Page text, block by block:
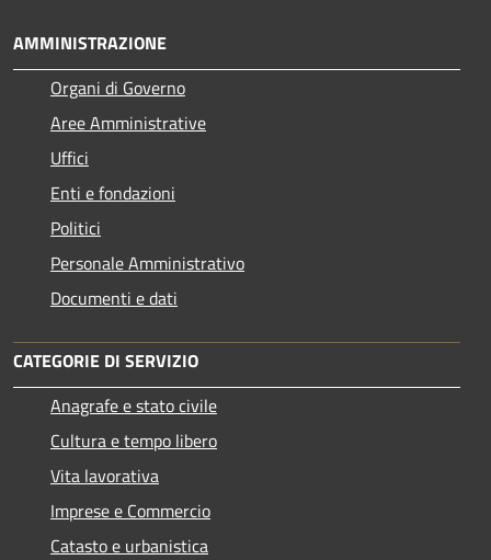
AMMINISTRAZIONE
Organi di Governo
Aree Amministrative
Uffici
Enti e fondazioni
Politici
Personale Amministrativo
Documenti e dati
CATEGORIE DI SERVIZIO
Anagrafe e stato civile
Cultura e tempo libero
Vita lavorativa
Imprese e Commercio
Catasto e urbanistica